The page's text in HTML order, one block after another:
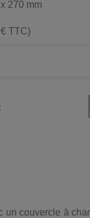
270 mm
TTC)
couvercle à